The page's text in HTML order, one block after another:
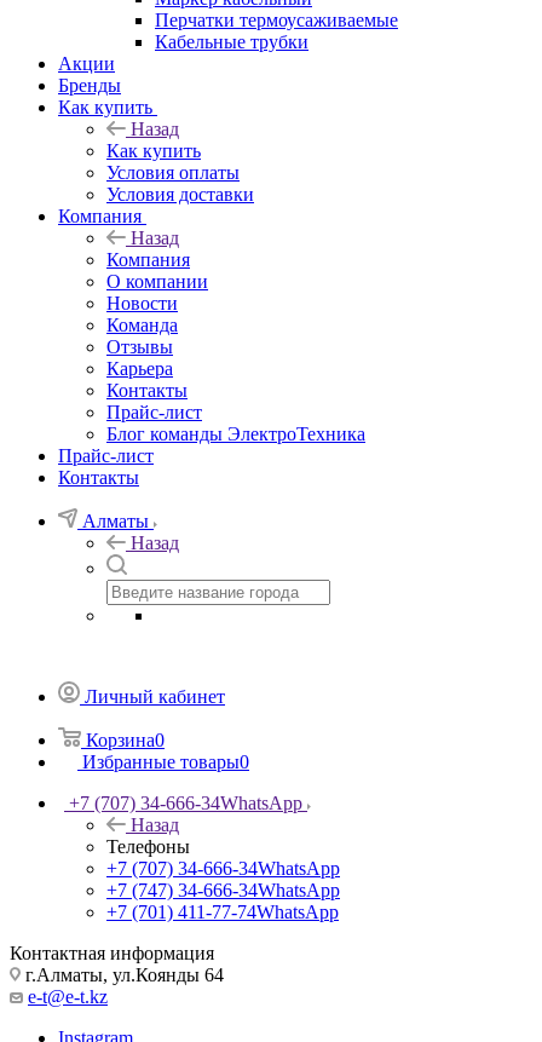
Перчатки термоусаживаемые
Кабельные трубки
Акции
Бренды
Как купить
Назад
Как купить
Условия оплаты
Условия доставки
Компания
Назад
Компания
О компании
Новости
Команда
Отзывы
Карьера
Контакты
Прайс-лист
Блог команды ЭлектроТехника
Прайс-лист
Контакты
Алматы
Назад
Личный кабинет
Корзина0
Избранные товары0
+7 (707) 34-666-34WhatsApp
Назад
Телефоны
+7 (707) 34-666-34WhatsApp
+7 (747) 34-666-34WhatsApp
+7 (701) 411-77-74WhatsApp
Контактная информация
г.Алматы, ул.Коянды 64
e-t@e-t.kz
Instagram